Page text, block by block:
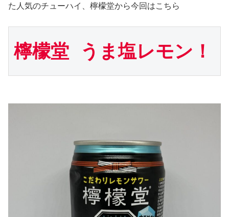
た人気のチューハイ、檸檬堂から今回はこちら
檸檬堂 うま塩レモン！